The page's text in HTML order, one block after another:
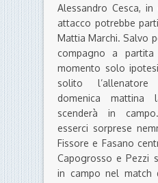
Alessandro Cesca,
attacco potrebbe
Mattia Marchi. Salvo
compagno a
momento solo
solito l’allenatore
domenica mattina
scenderà in
esserci sorprese
Fissore e Fasano
Capogrosso e Pezzi
in campo nel match